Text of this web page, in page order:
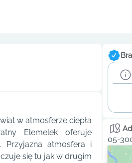
w atmosferze ciepła
Elemelek oferuje
Przyjazna atmosfera i
się tu jak w drugim
05-